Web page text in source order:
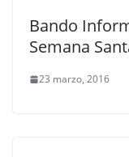
Bando
Semana
23 marzo, 2016